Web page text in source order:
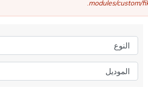
modules/custom/
النوع
الموديل